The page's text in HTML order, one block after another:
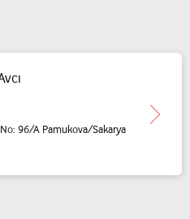
96/A Pamukova/Sakarya